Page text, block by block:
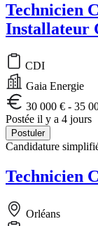
Technicien
Installateur
CDI
Gaia Energie
30 000 € - 35
Postée il y a 4 jours
Postuler
Candidature
Technicien
Orléans